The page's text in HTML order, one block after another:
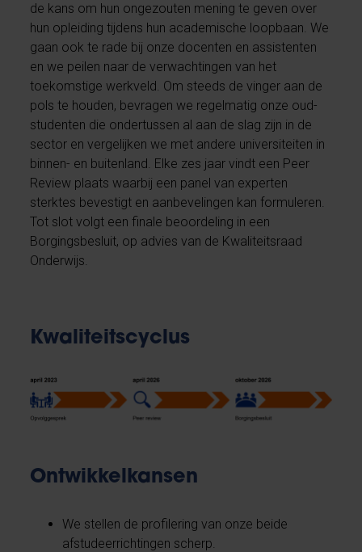
de kans om hun ongezouten mening te geven over
hun opleiding tijdens hun academische loopbaan. We
gaan ook te rade bij onze docenten en assistenten
en we peilen naar de verwachtingen van het
toekomstige werkveld. Om steeds de vinger aan de
pols te houden, bevragen we regelmatig onze oud-
studenten die ondertussen al aan de slag zijn in de
sector en vergelijken we met andere universiteiten in
binnen- en buitenland. Elke zes jaar vindt een Peer
Review plaats waarbij een panel van experten
sterktes bevestigt en aanbevelingen kan formuleren.
Tot slot volgt een finale beoordeling in een
Borgingsbesluit, op advies van de Kwaliteitsraad
Onderwijs.
Kwaliteitscyclus
Ontwikkelkansen
We stellen de profilering van onze beide
afstudeerrichtingen scherp.